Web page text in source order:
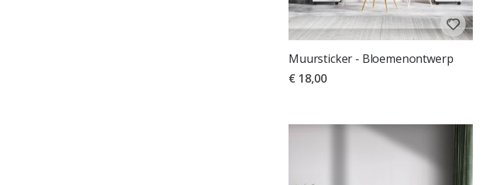
Muursticker - Bloemenontwerp
€ 18,00